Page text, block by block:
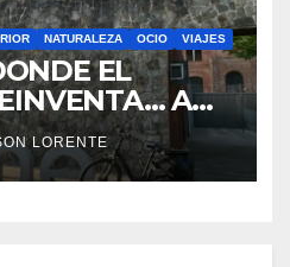
NATURALEZA OCIO VIAJES
EL
A
LORENTE